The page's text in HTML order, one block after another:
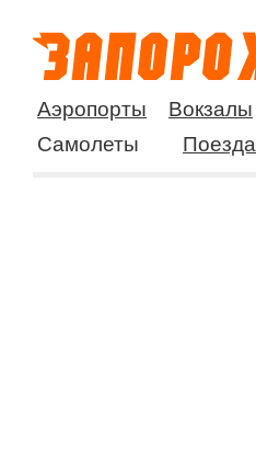
Аэропорты Вокзалы
Самолеты
Поезда